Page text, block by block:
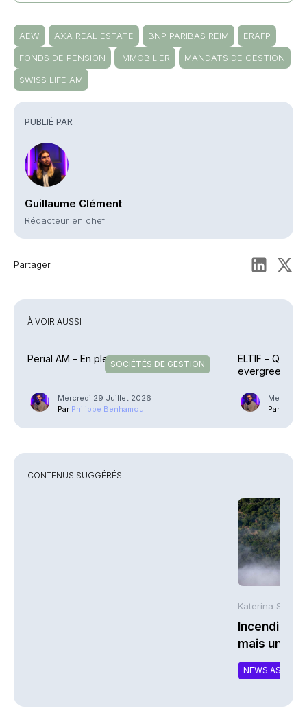
PUBLIÉ PAR
Guillaume Clément
Rédacteur en chef
Partager
AEW AXA REAL ESTATE BNP PARIBAS REIM
ERAFP
FONDS DE PENSION
IMMOBILIER
MANDATS DE GESTION
SWISS LIFE AM
À VOIR AUSSI
SOCIÉTÉS DE GESTION
Perial AM – En plein virage stratégique
Mercredi 29 Juillet 2026
Par Philippe Benhamou
ELTIF – Quels
evergreen
Mercredi
Par
CONTENUS SUGGÉRÉS
Katerina
Incendies :
mais une
NEWS